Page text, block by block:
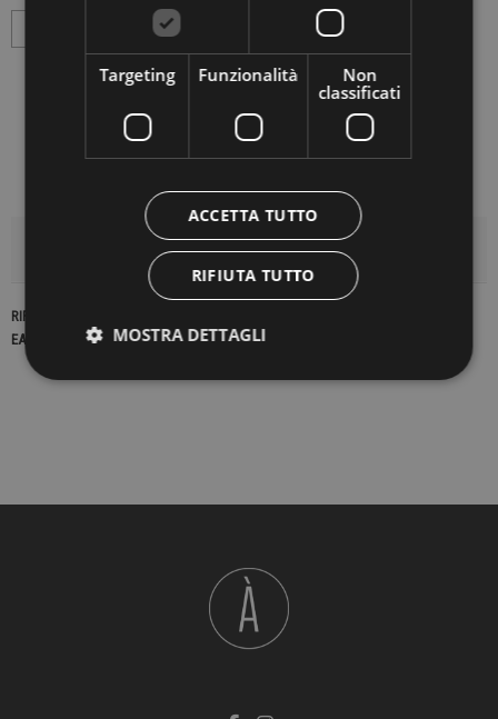
DETTAGLI DEL PRODOTTO
RIFERIMENTO
EAN13
2900000435681
Targeting Funzionalità
Non
classificati
ACCETTA TUTTO
RIFIUTA TUTTO
MOSTRA DETTAGLI